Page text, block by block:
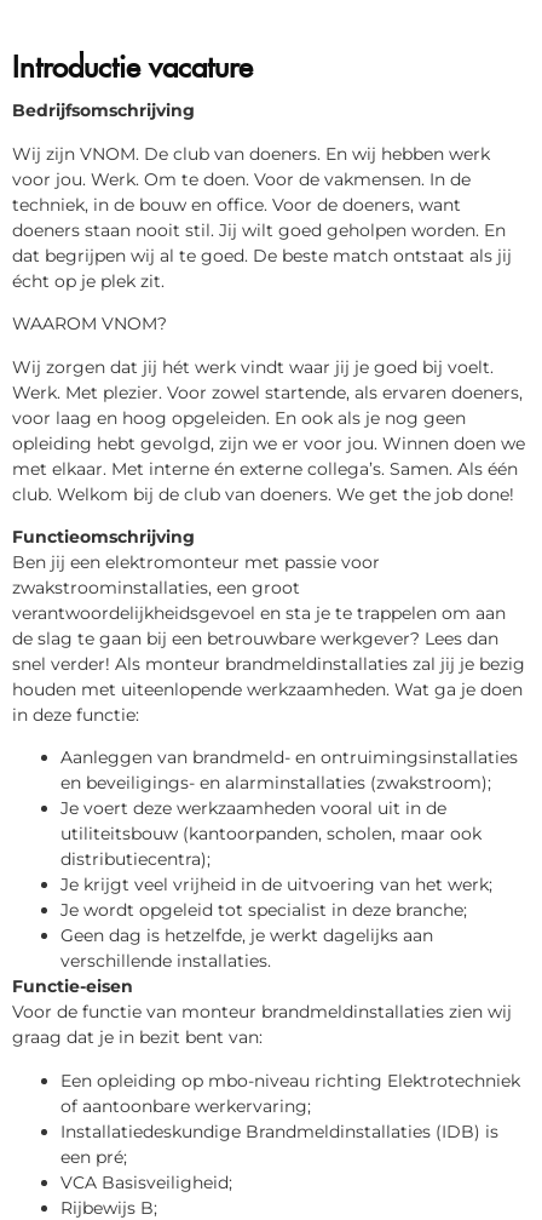
Introductie vacature
Bedrijfsomschrijving
Wij zijn VNOM. De club van doeners. En wij hebben werk
voor jou. Werk. Om te doen. Voor de vakmensen. In de
techniek, in de bouw en office. Voor de doeners, want
doeners staan nooit stil. Jij wilt goed geholpen worden. En
dat begrijpen wij al te goed. De beste match ontstaat als jij
écht op je plek zit.
WAAROM VNOM?
Wij zorgen dat jij hét werk vindt waar jij je goed bij voelt.
Werk. Met plezier. Voor zowel startende, als ervaren doeners,
voor laag en hoog opgeleiden. En ook als je nog geen
opleiding hebt gevolgd, zijn we er voor jou. Winnen doen we
met elkaar. Met interne én externe collega’s. Samen. Als één
club. Welkom bij de club van doeners. We get the job done!
Functieomschrijving
Ben jij een elektromonteur met passie voor
zwakstroominstallaties, een groot
verantwoordelijkheidsgevoel en sta je te trappelen om aan
de slag te gaan bij een betrouwbare werkgever? Lees dan
snel verder! Als monteur brandmeldinstallaties zal jij je bezig
houden met uiteenlopende werkzaamheden. Wat ga je doen
in deze functie:
Aanleggen van brandmeld- en ontruimingsinstallaties
en beveiligings- en alarminstallaties (zwakstroom);
Je voert deze werkzaamheden vooral uit in de
utiliteitsbouw (kantoorpanden, scholen, maar ook
distributiecentra);
Je krijgt veel vrijheid in de uitvoering van het werk;
Je wordt opgeleid tot specialist in deze branche;
Geen dag is hetzelfde, je werkt dagelijks aan
verschillende installaties.
Functie-eisen
Voor de functie van monteur brandmeldinstallaties zien wij
graag dat je in bezit bent van:
Een opleiding op mbo-niveau richting Elektrotechniek
of aantoonbare werkervaring;
Installatiedeskundige Brandmeldinstallaties (IDB) is
een pré;
VCA Basisveiligheid;
Rijbewijs B;